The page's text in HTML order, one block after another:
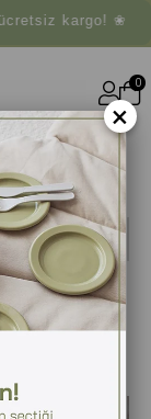
kargo! ❀
0
Ara
×